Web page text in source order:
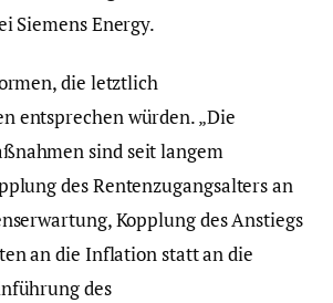
Siemens Energy.
die letztlich
entsprechen würden. „Die
sind seit langem
des Rentenzugangsalters an
Kopplung des Anstiegs
an die Inflation statt an die
des